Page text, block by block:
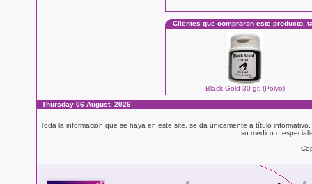
Clientes que compraron este producto,
Black Gold 30 gr. (Polvo)
Thursday 06 August, 2026
Toda la información que se haya en este site, se da únicamente a título
su médico o